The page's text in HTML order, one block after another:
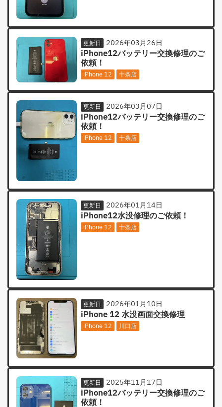
更新日 2026年03月26日
iPhone12バッテリー交換修理のご
依頼！
iPhone 12 十条店
更新日 2026年03月07日
iPhone12バッテリー交換修理のご
依頼！
iPhone 12 十条店
更新日 2026年01月14日
iPhone12水没修理のご依頼！
iPhone 12 十条店
更新日 2026年01月10日
iPhone 12 水没画面交換修理
iPhone 12 川口店
更新日 2025年11月17日
iPhone12バッテリー交換修理のご
依頼！